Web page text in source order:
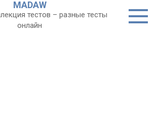
MADAW
тестов – разные тесты
онлайн